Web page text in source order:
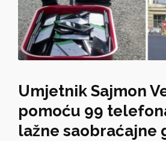
Umjetnik Sajmon
pomoću 99
lažne saobraćajne